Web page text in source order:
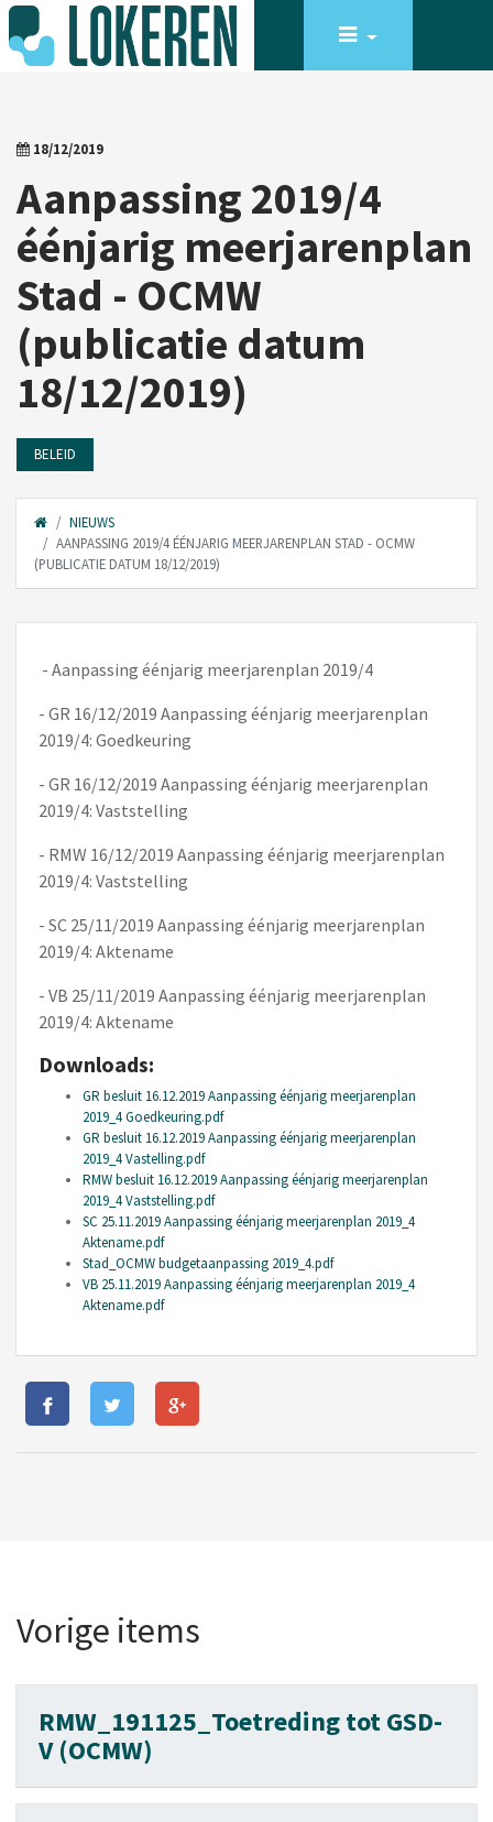
18/12/2019
Aanpassing 2019/4
éénjarig meerjarenplan
Stad - OCMW
(publicatie datum
18/12/2019)
BELEID
NIEUWS
AANPASSING 2019/4 ÉÉNJARIG MEERJARENPLAN STAD - OCMW
(PUBLICATIE DATUM 18/12/2019)
- Aanpassing éénjarig meerjarenplan 2019/4
- GR 16/12/2019 Aanpassing éénjarig meerjarenplan
2019/4: Goedkeuring
- GR 16/12/2019 Aanpassing éénjarig meerjarenplan
2019/4: Vaststelling
- RMW 16/12/2019 Aanpassing éénjarig meerjarenplan
2019/4: Vaststelling
- SC 25/11/2019 Aanpassing éénjarig meerjarenplan
2019/4: Aktename
- VB 25/11/2019 Aanpassing éénjarig meerjarenplan
2019/4: Aktename
Downloads:
GR besluit 16.12.2019 Aanpassing éénjarig meerjarenplan
2019_4 Goedkeuring.pdf
GR besluit 16.12.2019 Aanpassing éénjarig meerjarenplan
2019_4 Vastelling.pdf
RMW besluit 16.12.2019 Aanpassing éénjarig meerjarenplan
2019_4 Vaststelling.pdf
SC 25.11.2019 Aanpassing éénjarig meerjarenplan 2019_4
Aktename.pdf
Stad_OCMW budgetaanpassing 2019_4.pdf
VB 25.11.2019 Aanpassing éénjarig meerjarenplan 2019_4
Aktename.pdf
Vorige items
RMW_191125_Toetreding tot GSD-
V (OCMW)